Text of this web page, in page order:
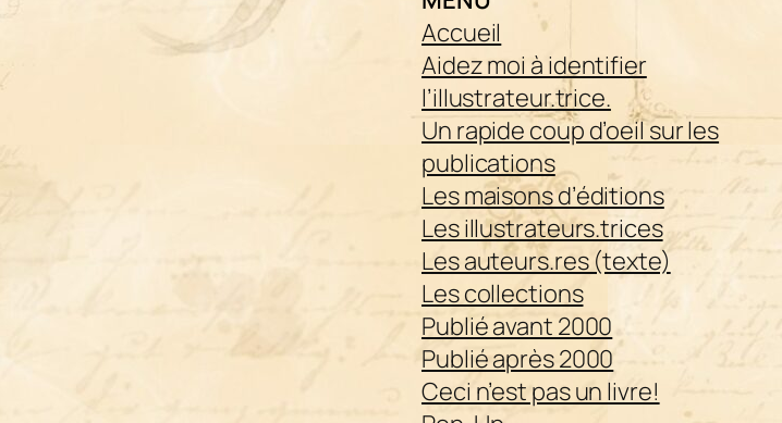
Accueil
Aidez moi à identifier
l’illustrateur.trice.
Un rapide coup d’oeil sur les
publications
Les maisons d’éditions
Les illustrateurs.trices
Les auteurs.res (texte)
Les collections
Publié avant 2000
Publié après 2000
Ceci n’est pas un livre!